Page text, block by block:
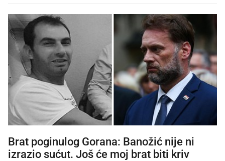
Brat poginulog Gorana: Banožić nije ni
izrazio sućut. Još će moj brat biti kriv